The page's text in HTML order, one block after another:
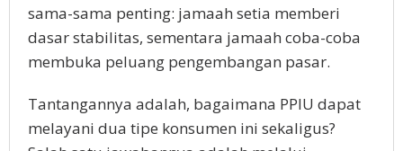
sama-sama penting: jamaah setia memberi
dasar stabilitas, sementara jamaah coba-coba
membuka peluang pengembangan pasar.
Tantangannya adalah, bagaimana PPIU dapat
melayani dua tipe konsumen ini sekaligus?